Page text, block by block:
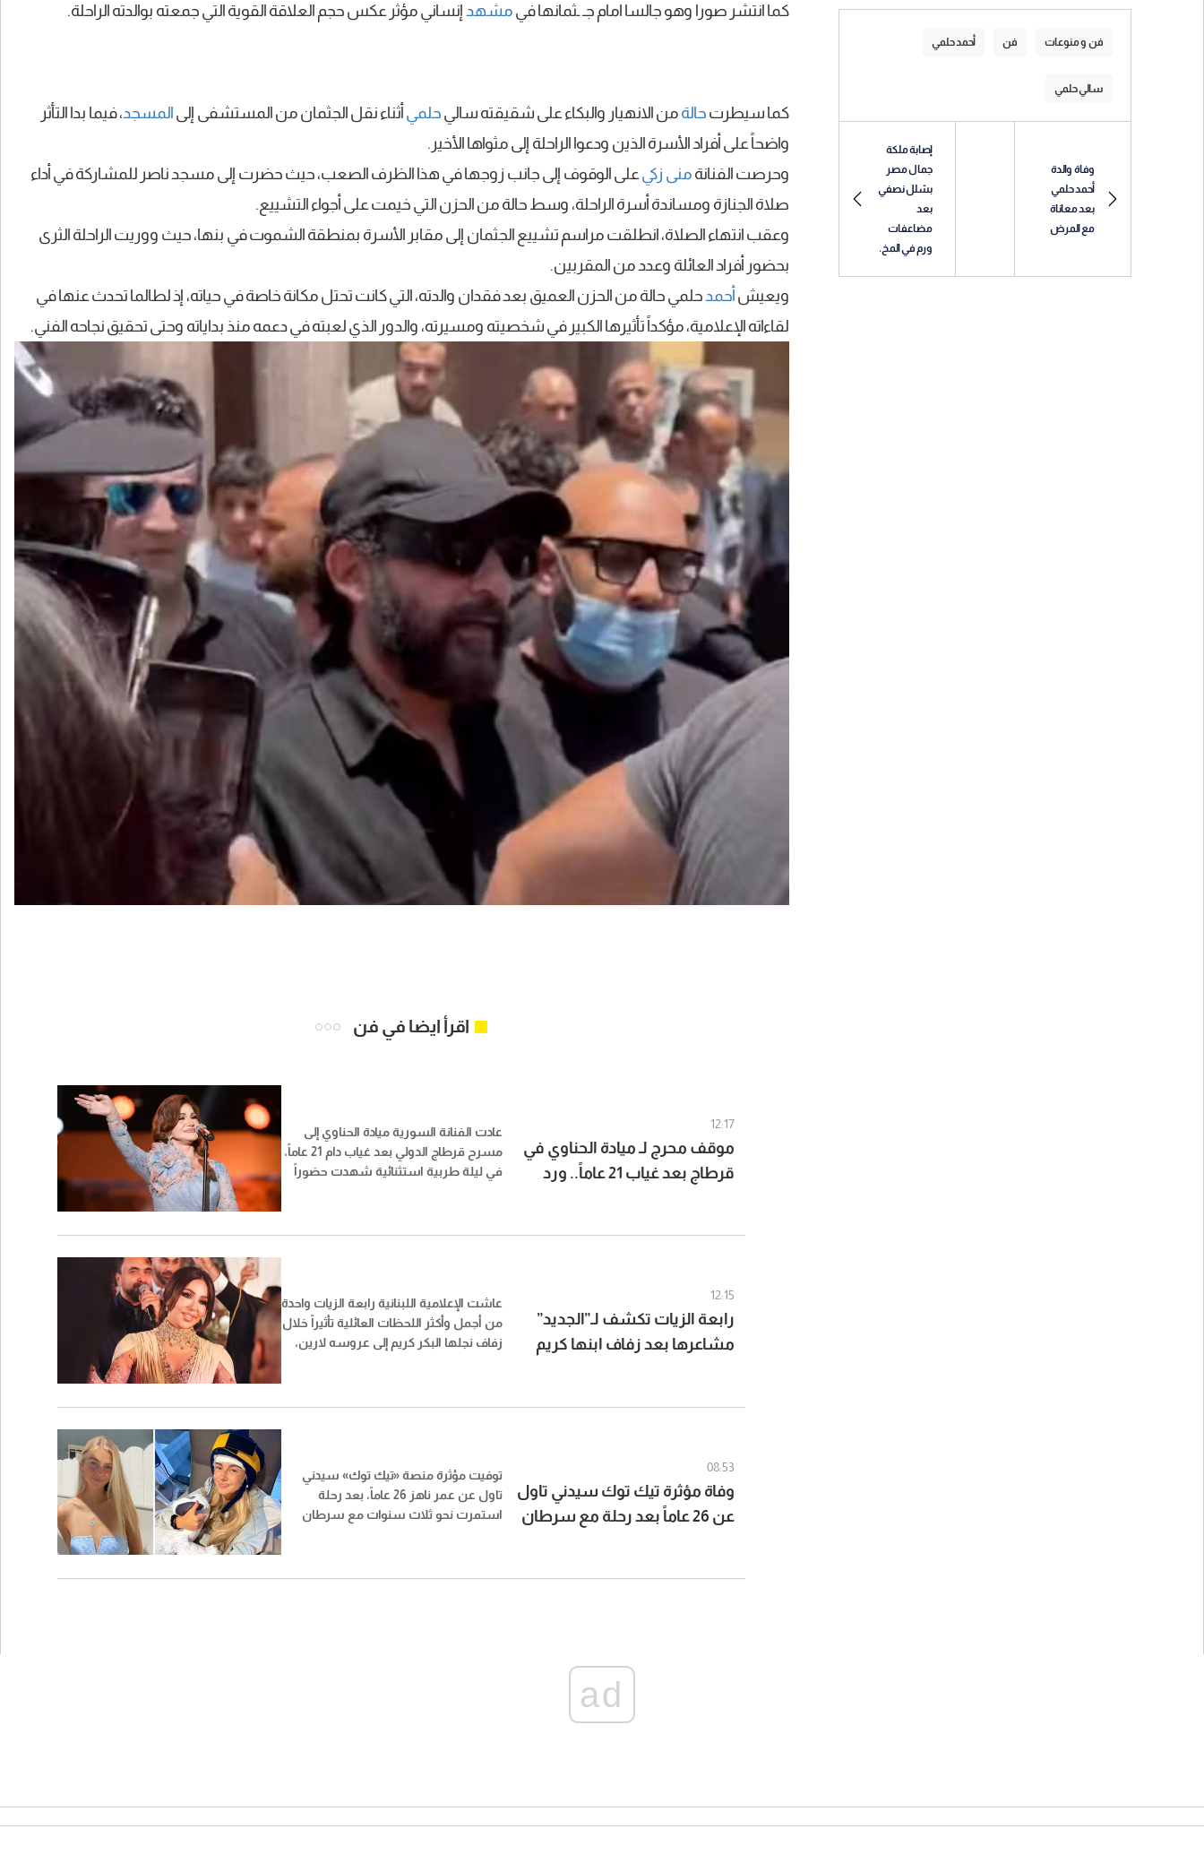
فن و منوعات فن أحمد حلمي
سالي حلمي
وفاة والدة
أحمد حلمي
بعد معاناة
مع المرض
إصابة ملكة
جمال مصر
بشلل نصفي
بعد
مضاعفات
ورم في المخ.
كما انتشر صورا وهو جالسا امام جـ ـثمانها في مشهد إنساني مؤثر عكس حجم العلاقة القوية التي جمعته بوالدته الراحلة.
كما سيطرت حالة من الانهيار والبكاء على شقيقته سالي حلمي أثناء نقل الجثمان من المستشفى إلى المسجد، فيما بدا التأثر
واضحاً على أفراد الأسرة الذين ودعوا الراحلة إلى مثواها الأخير.
وحرصت الفنانة منى زكي على الوقوف إلى جانب زوجها في هذا الظرف الصعب، حيث حضرت إلى مسجد ناصر للمشاركة في أداء
صلاة الجنازة ومساندة أسرة الراحلة، وسط حالة من الحزن التي خيمت على أجواء التشييع.
وعقب انتهاء الصلاة، انطلقت مراسم تشييع الجثمان إلى مقابر الأسرة بمنطقة الشموت في بنها، حيث ووريت الراحلة الثرى
بحضور أفراد العائلة وعدد من المقربين.
ويعيش أحمد حلمي حالة من الحزن العميق بعد فقدان والدته، التي كانت تحتل مكانة خاصة في حياته، إذ لطالما تحدث عنها في
لقاءاته الإعلامية، مؤكداً تأثيرها الكبير في شخصيته ومسيرته، والدور الذي لعبته في دعمه منذ بداياته وحتى تحقيق نجاحه الفني.
اقرأ ايضا في فن
12:17
موقف محرج لـ ميادة الحناوي في
قرطاج بعد غياب 21 عاماً.. ورد
عادت الفنانة السورية ميادة الحناوي إلى
مسرح قرطاج الدولي بعد غياب دام 21 عاماً،
في ليلة طربية استثنائية شهدت حضوراً
12:15
رابعة الزيات تكشف لـ”الجديد”
مشاعرها بعد زفاف ابنها كريم
عاشت الإعلامية اللبنانية رابعة الزيات واحدة
من أجمل وأكثر اللحظات العائلية تأثيراً خلال
زفاف نجلها البكر كريم إلى عروسه لارين،
08:53
وفاة مؤثرة تيك توك سيدني تاول
عن 26 عاماً بعد رحلة مع سرطان
توفيت مؤثرة منصة «تيك توك» سيدني
تاول عن عمر ناهز 26 عاماً، بعد رحلة
استمرت نحو ثلاث سنوات مع سرطان
ad